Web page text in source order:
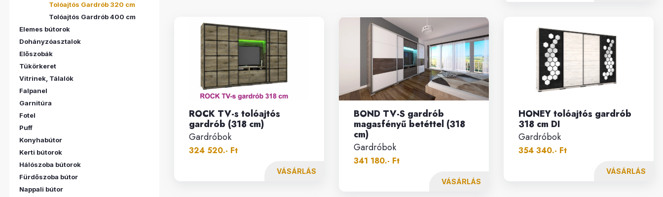
ROCK TV-s tolóajtós
gardrób (318 cm)
Gardróbok
324 520.- Ft
VÁSÁRLÁS
BOND TV-S gardrób
magasfényű betéttel (318
cm)
Gardróbok
341 180.- Ft
VÁSÁRLÁS
HONEY tolóajtós gardrób
318 cm DI
Gardróbok
354 340.- Ft
VÁSÁRLÁS
Tolóajtós Gardrób 320 cm
Tolóajtós Gardrób 400 cm
Elemes bútorok
Dohányzóasztalok
Előszobák
Tükörkeret
Vitrinek, Tálalók
Falpanel
Garnitúra
Fotel
Puff
Konyhabútor
Kerti bútorok
Hálószoba bútorok
Fürdőszoba bútor
Nappali bútor